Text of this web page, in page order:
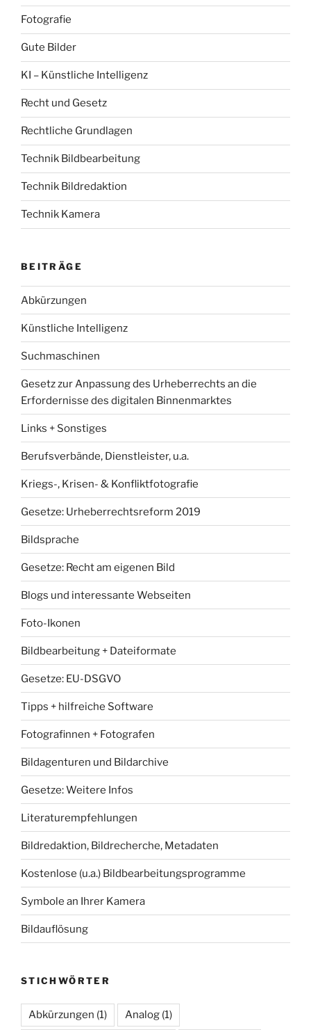
Fotografie
Gute Bilder
KI – Künstliche Intelligenz
Recht und Gesetz
Rechtliche Grundlagen
Technik Bildbearbeitung
Technik Bildredaktion
Technik Kamera
BEITRÄGE
Abkürzungen
Künstliche Intelligenz
Suchmaschinen
Gesetz zur Anpassung des Urheberrechts an die
Erfordernisse des digitalen Binnenmarktes
Links + Sonstiges
Berufsverbände, Dienstleister, u.a.
Kriegs-, Krisen- & Konfliktfotografie
Gesetze: Urheberrechtsreform 2019
Bildsprache
Gesetze: Recht am eigenen Bild
Blogs und interessante Webseiten
Foto-Ikonen
Bildbearbeitung + Dateiformate
Gesetze: EU-DSGVO
Tipps + hilfreiche Software
Fotografinnen + Fotografen
Bildagenturen und Bildarchive
Gesetze: Weitere Infos
Literaturempfehlungen
Bildredaktion, Bildrecherche, Metadaten
Kostenlose (u.a.) Bildbearbeitungsprogramme
Symbole an Ihrer Kamera
Bildauflösung
STICHWÖRTER
Abkürzungen (1) Analog (1)